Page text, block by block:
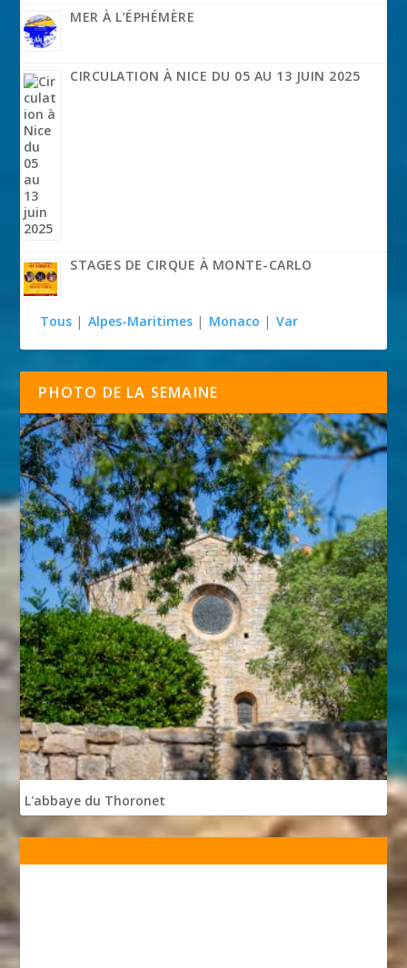
MER À L’ÉPHÉMÈRE
CIRCULATION À NICE DU 05 AU 13 JUIN 2025
STAGES DE CIRQUE À MONTE-CARLO
Tous | Alpes-Maritimes | Monaco | Var
PHOTO DE LA SEMAINE
L'abbaye du Thoronet